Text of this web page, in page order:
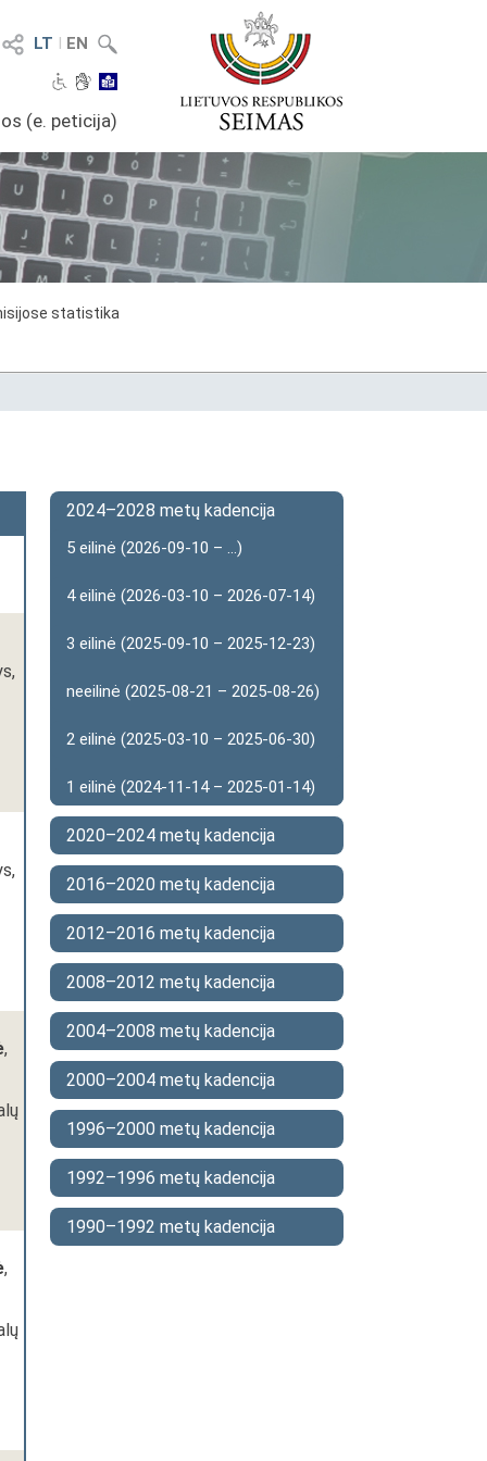
LT I EN
(e. peticija)
statistika
,
,
2024–2028 metų kadencija
5 eilinė (2026-09-10 – ...)
4 eilinė (2026-03-10 – 2026-07-14)
3 eilinė (2025-09-10 – 2025-12-23)
neeilinė (2025-08-21 – 2025-08-26)
2 eilinė (2025-03-10 – 2025-06-30)
1 eilinė (2024-11-14 – 2025-01-14)
2020–2024 metų kadencija
2016–2020 metų kadencija
2012–2016 metų kadencija
2008–2012 metų kadencija
2004–2008 metų kadencija
2000–2004 metų kadencija
1996–2000 metų kadencija
1992–1996 metų kadencija
1990–1992 metų kadencija